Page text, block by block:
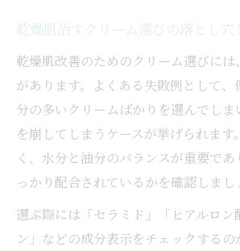
乾燥肌治すクリーム選びの落とし穴
乾燥肌改善のためのクリーム選びには
があります。よくある失敗例として、
分の多いクリームばかりを選んでし
を崩してしまうケースが挙げられます
く、水分と油分のバランスが重要で
っかり配合されているかを確認しまし
選ぶ際には「セラミド」「ヒアルロン
ン」などの成分表示をチェックするの